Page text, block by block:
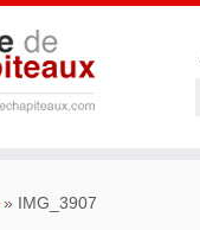
» IMG_3907